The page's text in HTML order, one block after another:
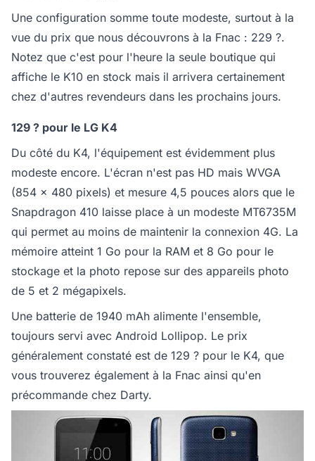
Une configuration somme toute modeste, surtout à la
vue du prix que nous découvrons à la Fnac : 229 ?.
Notez que c'est pour l'heure la seule boutique qui
affiche le K10 en stock mais il arrivera certainement
chez d'autres revendeurs dans les prochains jours.
129 ? pour le LG K4
Du côté du K4, l'équipement est évidemment plus
modeste encore. L'écran n'est pas HD mais WVGA
(854 x 480 pixels) et mesure 4,5 pouces alors que le
Snapdragon 410 laisse place à un modeste MT6735M
qui permet au moins de maintenir la connexion 4G. La
mémoire atteint 1 Go pour la RAM et 8 Go pour le
stockage et la photo repose sur des appareils photo
de 5 et 2 mégapixels.
Une batterie de 1940 mAh alimente l'ensemble,
toujours servi avec Android Lollipop. Le prix
généralement constaté est de 129 ? pour le K4, que
vous trouverez également à la Fnac ainsi qu'en
précommande chez Darty.